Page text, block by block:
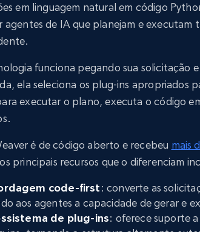
em linguagem natural em código
agentes de IA que planejam e executam
funciona pegando sua solicitação
ela seleciona os plug-ins apropriados
executar o plano, executa o código
é de código aberto e recebeu mais
principais recursos que o diferenciam
code-first: converte as
aos agentes a capacidade de gerar e
de plug-ins: oferece suporte